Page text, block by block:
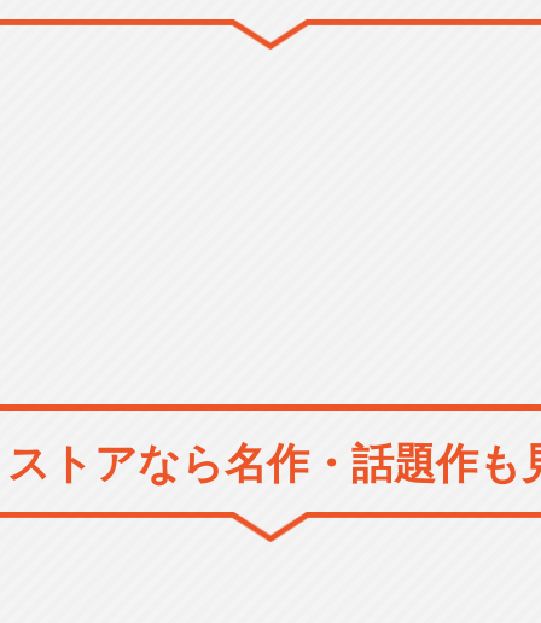
トアなら名作・話題作も